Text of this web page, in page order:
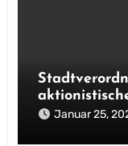
Januar 25,